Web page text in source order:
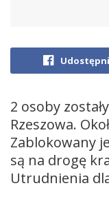
2 osoby
Rzeszowa.
Zablokowany
są na drogę
Utrudnienia